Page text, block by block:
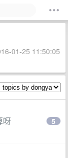
01-25 11:50:05
呀 5